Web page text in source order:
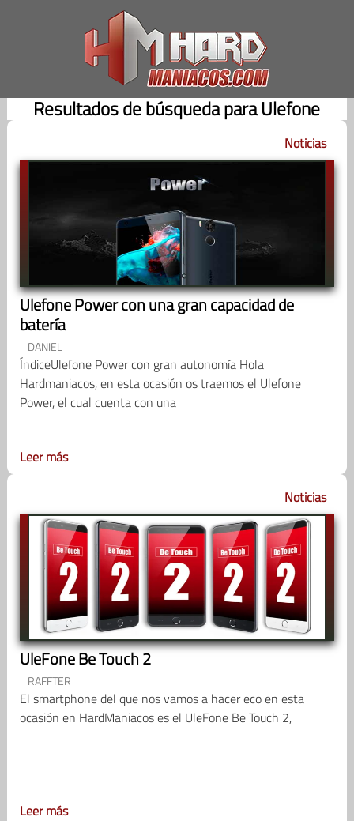
Resultados de búsqueda para Ulefone
Noticias
Ulefone Power con una gran capacidad de
batería
DANIEL
ÍndiceUlefone Power con gran autonomía Hola
Hardmaniacos, en esta ocasión os traemos el Ulefone
Power, el cual cuenta con una
Leer más
Noticias
UleFone Be Touch 2
RAFFTER
El smartphone del que nos vamos a hacer eco en esta
ocasión en HardManiacos es el UleFone Be Touch 2,
Leer más